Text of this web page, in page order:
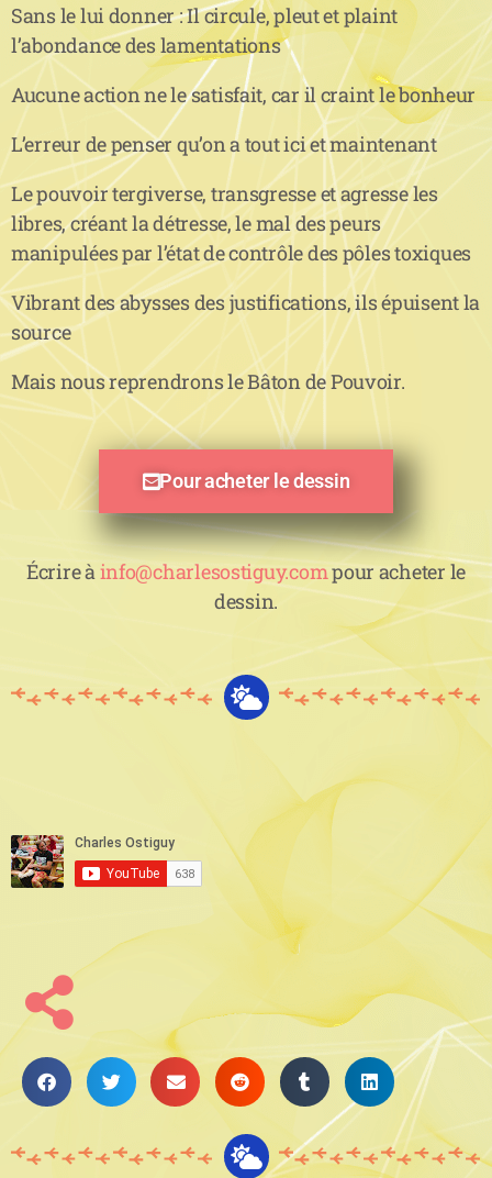
Sans le lui donner : Il circule, pleut et plaint
l’abondance des lamentations
Aucune action ne le satisfait, car il craint le bonheur
L’erreur de penser qu’on a tout ici et maintenant
Le pouvoir tergiverse, transgresse et agresse les
libres, créant la détresse, le mal des peurs
manipulées par l’état de contrôle des pôles toxiques
Vibrant des abysses des justifications, ils épuisent la
source
Mais nous reprendrons le Bâton de Pouvoir.
Pour acheter le dessin
Écrire à info@charlesostiguy.compour acheter le
dessin.